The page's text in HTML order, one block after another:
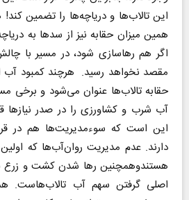
این تالاب‌ها و دریاچه‌ها را تضمین
همین میزان حقابه نیز از سدها به
اگر هم رهاسازی شود، در مسیر با
مقصد نخواهد رسید. هرچند کمبود آب
حقابه تالاب‌ها عنوان می‌شود و برخی
آب شرب و کشاورزی را در صدر نیازها
این است که سوءمدیریت‌ها هم در
دارند. عدم مدیریت روان‌آب‌ها که
هستندوهمچنین رها شدن کشت و زرع
اصلی گرفتن سهم آب تالاب‌هاست.